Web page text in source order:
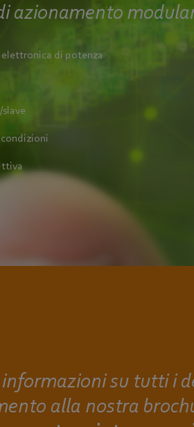
azionamento
di potenza
su tutti i
alla nostra